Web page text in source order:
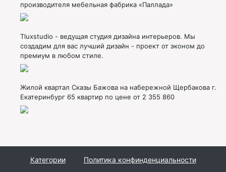
производителя мебельная фабрика «Паллада»
Tluxstudio - ведущая студия дизайна интерьеров. Мы
создадим для вас лучший дизайн - проект от эконом до
премиум в любом стиле.
Жилой квартал Сказы Бажова на набережной Щербакова г.
Екатеринбург 65 квартир по цене от 2 355 860
Категории Политика конфинденциальности